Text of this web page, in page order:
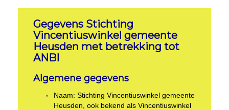
Gegevens Stichting
Vincentiuswinkel gemeente
Heusden met betrekking tot
ANBI
Algemene gegevens
Naam: Stichting Vincentiuswinkel gemeente
Heusden, ook bekend als Vincentiuswinkel